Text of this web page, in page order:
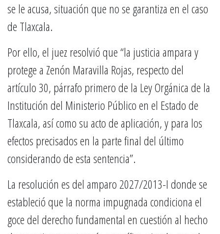
se le acusa, situación que no se garantiza en el caso
de Tlaxcala.
Por ello, el juez resolvió que “la justicia ampara y
protege a Zenón Maravilla Rojas, respecto del
artículo 30, párrafo primero de la Ley Orgánica de la
Institución del Ministerio Público en el Estado de
Tlaxcala, así como su acto de aplicación, y para los
efectos precisados en la parte final del último
considerando de esta sentencia”.
La resolución es del amparo 2027/2013-I donde se
estableció que la norma impugnada condiciona el
goce del derecho fundamental en cuestión al hecho